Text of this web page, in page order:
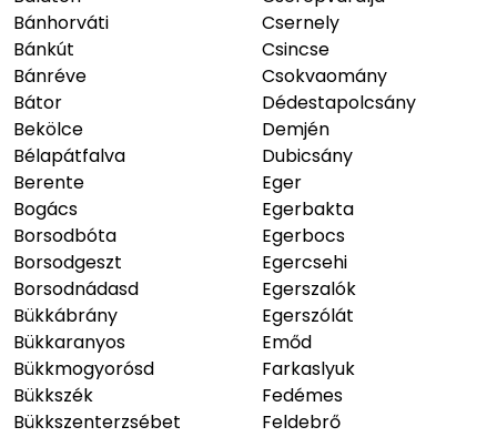
Bánhorváti
Bánkút
Bánréve
Bátor
Bekölce
Bélapátfalva
Berente
Bogács
Borsodbóta
Borsodgeszt
Borsodnádasd
Bükkábrány
Bükkaranyos
Bükkmogyorósd
Bükkszék
Bükkszenterzsébet
Csernely
Csincse
Csokvaomány
Dédestapolcsány
Demjén
Dubicsány
Eger
Egerbakta
Egerbocs
Egercsehi
Egerszalók
Egerszólát
Emőd
Farkaslyuk
Fedémes
Feldebrő